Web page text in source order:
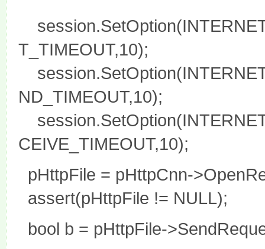
T_TIMEOUT,10);
ND_TIMEOUT,10);
CEIVE_TIMEOUT,10);
pHttpFile = pHttpCnn-
assert(pHttpFile != NULL);
bool b = pHttpFile-